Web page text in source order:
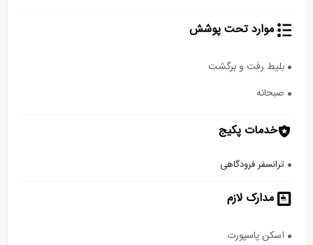
موارد تحت پوشش
بلیط رفت و برگشت
صبحانه
خدمات پکیج
ترانسفر فرودگاهی
مدارک لازم
اسکن پاسپورت